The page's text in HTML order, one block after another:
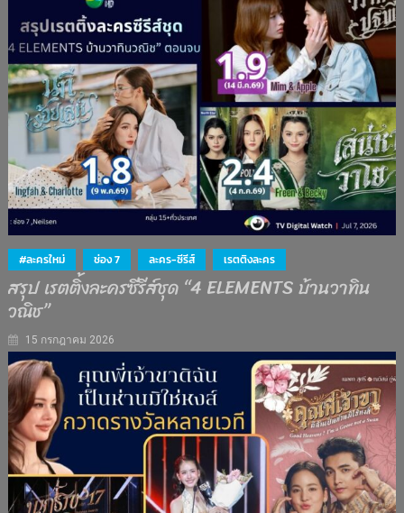
#ละครใหม่ ช่อง 7 ละคร-ซีรีส์ เรตติงละคร
สรุป เรตติ้งละครซีรีส์ชุด “4 ELEMENTS บ้านวาทิน
วณิช”
15 กรกฎาคม 2026